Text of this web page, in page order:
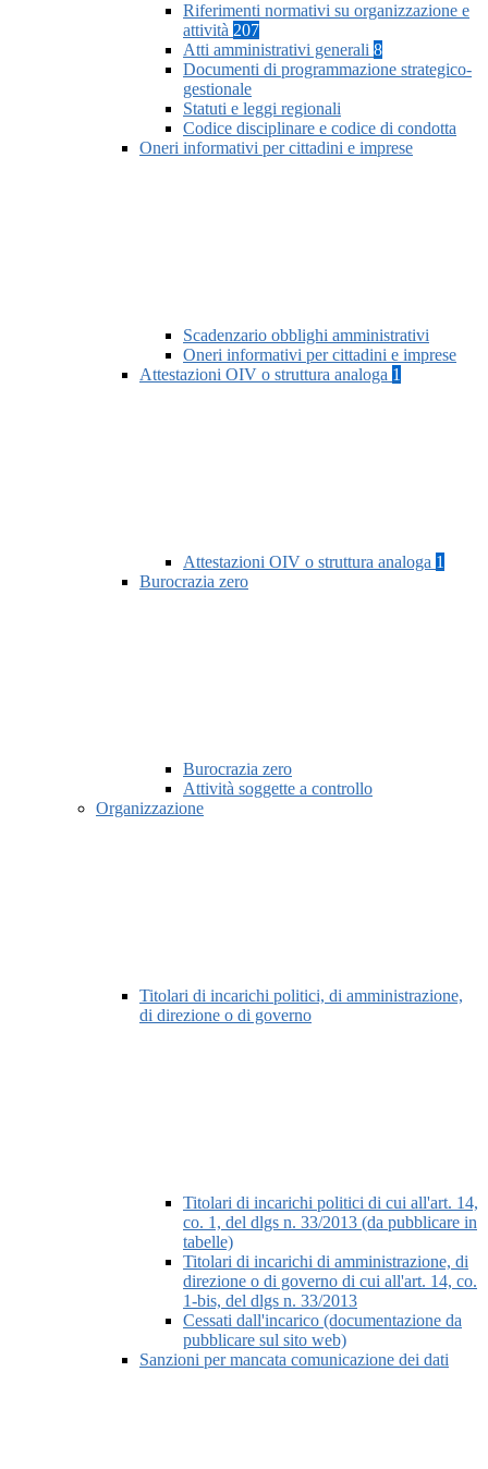
Riferimenti normativi su organizzazione e
attività 207
Atti amministrativi generali 8
Documenti di programmazione strategico-
gestionale
Statuti e leggi regionali
Codice disciplinare e codice di condotta
Oneri informativi per cittadini e imprese
Scadenzario obblighi amministrativi
Oneri informativi per cittadini e imprese
Attestazioni OIV o struttura analoga 1
Attestazioni OIV o struttura analoga 1
Burocrazia zero
Burocrazia zero
Attività soggette a controllo
Organizzazione
Titolari di incarichi politici, di amministrazione,
di direzione o di governo
Titolari di incarichi politici di cui all'art. 14,
co. 1, del dlgs n. 33/2013 (da pubblicare in
tabelle)
Titolari di incarichi di amministrazione, di
direzione o di governo di cui all'art. 14, co.
1-bis, del dlgs n. 33/2013
Cessati dall'incarico (documentazione da
pubblicare sul sito web)
Sanzioni per mancata comunicazione dei dati